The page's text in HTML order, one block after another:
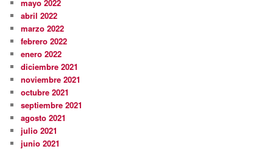
mayo 2022
abril 2022
marzo 2022
febrero 2022
enero 2022
diciembre 2021
noviembre 2021
octubre 2021
septiembre 2021
agosto 2021
julio 2021
junio 2021